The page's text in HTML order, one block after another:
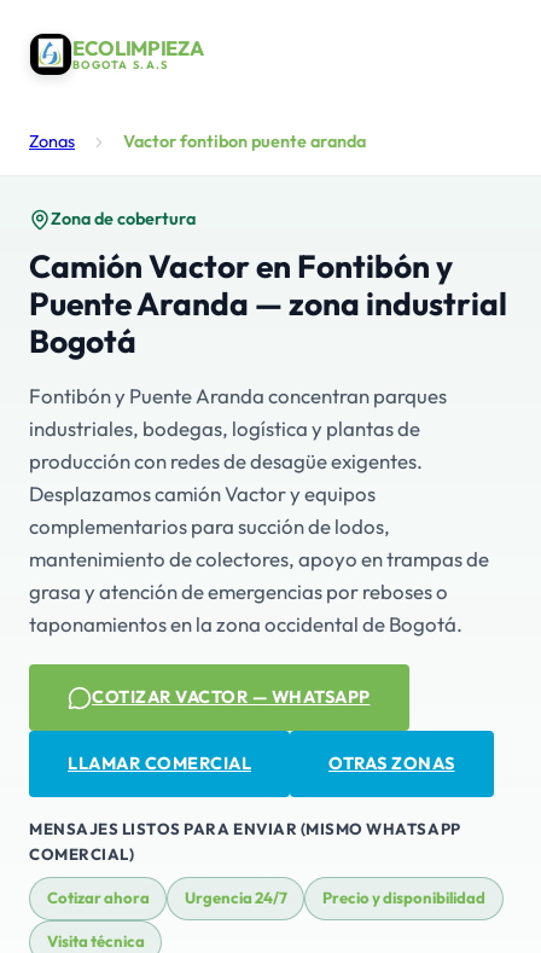
ECOLIMPIEZA
BOGOTA S.A.S
Zonas Vactor fontibon puente aranda
Zona de cobertura
Camión Vactor en Fontibón y
Puente Aranda — zona industrial
Bogotá
Fontibón y Puente Aranda concentran parques
industriales, bodegas, logística y plantas de
producción con redes de desagüe exigentes.
Desplazamos camión Vactor y equipos
complementarios para succión de lodos,
mantenimiento de colectores, apoyo en trampas de
grasa y atención de emergencias por reboses o
taponamientos en la zona occidental de Bogotá.
COTIZAR VACTOR — WHATSAPP
LLAMAR COMERCIAL OTRAS ZONAS
MENSAJES LISTOS PARA ENVIAR (MISMO WHATSAPP
COMERCIAL)
Cotizar ahora Urgencia 24/7 Precio y disponibilidad
Visita técnica